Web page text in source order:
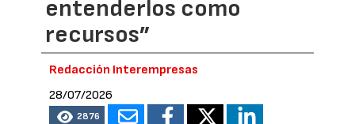
entenderlos como
recursos”
Redacción Interempresas
28/07/2026
2876